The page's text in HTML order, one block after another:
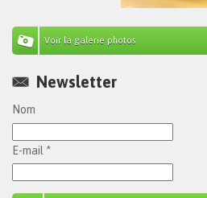
Voir la galerie photos
Newsletter
Nom
E-mail *